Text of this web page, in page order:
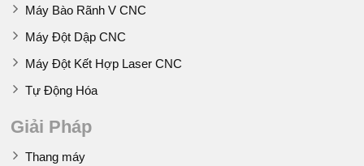
Máy Bào Rãnh V CNC
Máy Đột Dập CNC
Máy Đột Kết Hợp Laser CNC
Tự Động Hóa
Giải Pháp
Thang máy